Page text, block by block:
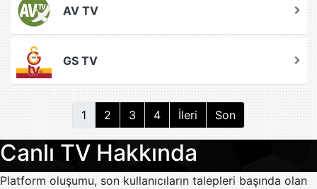
AV TV
GS TV
1 2 3 4 İleri Son
Canlı TV Hakkında
Platform oluşumu, son kullanıcıların talepleri başında olan